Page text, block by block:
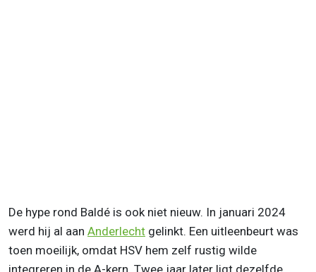
De hype rond Baldé is ook niet nieuw. In januari 2024
werd hij al aan Anderlecht gelinkt. Een uitleenbeurt was
toen moeilijk, omdat HSV hem zelf rustig wilde